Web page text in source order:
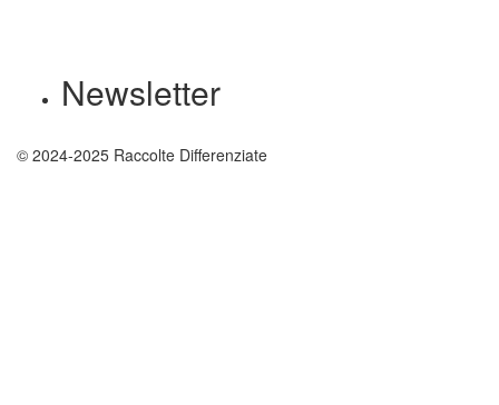
Newsletter
© 2024-2025 Raccolte Differenziate